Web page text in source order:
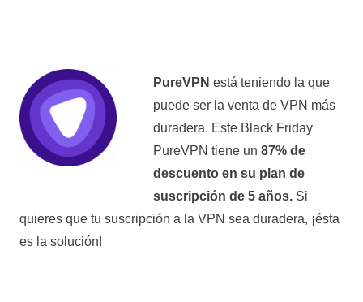
PureVPN está teniendo la que
puede ser la venta de VPN más
duradera. Este Black Friday
PureVPN tiene un 87% de
descuento en su plan de
suscripción de 5 años.Si
quieres que tu suscripción a la VPN sea duradera, ¡ésta
es la solución!